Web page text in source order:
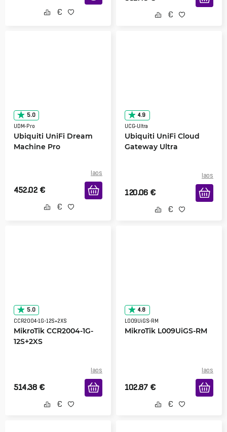
5.0
UDM-Pro
Ubiquiti UniFi Dream
Machine Pro
laos
452.02 €
4.9
UCG-Ultra
Ubiquiti UniFi Cloud
Gateway Ultra
laos
120.06 €
5.0
CCR2004-1G-12S+2XS
MikroTik CCR2004-1G-
12S+2XS
laos
514.38 €
4.8
L009UiGS-RM
MikroTik L009UiGS-RM
laos
102.87 €